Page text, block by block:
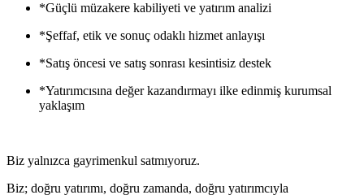
*Güçlü müzakere kabiliyeti ve yatırım analizi
*Şeffaf, etik ve sonuç odaklı hizmet anlayışı
*Satış öncesi ve satış sonrası kesintisiz destek
*Yatırımcısına değer kazandırmayı ilke edinmiş kurumsal
yaklaşım
Biz yalnızca gayrimenkul satmıyoruz.
Biz; doğru yatırımı, doğru zamanda, doğru yatırımcıyla